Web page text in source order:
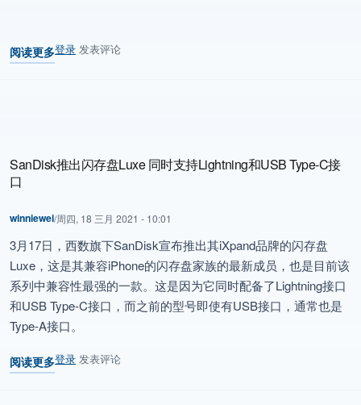
阅读更多
关于 Kioxia与Sandisk推出下一代3D闪存技术，实现4.8Gb/s的
登录 发表评论
SanDisk推出闪存盘Luxe 同时支持Lightning和USB Type-C接
口
winniewei/周四, 18 三月 2021 - 10:01
3月17日，西数旗下SanDisk宣布推出其iXpand品牌的闪存盘
Luxe，这是其兼容iPhone的闪存盘家族的最新成员，也是目前该
系列中兼容性最强的一款。这是因为它同时配备了Lightning接口
和USB Type-C接口，而之前的型号即使有USB接口，通常也是
Type-A接口。
阅读更多
关于 SanDisk推出闪存盘Luxe 同时支持Lightning和USB Type-C接
登录 发表评论